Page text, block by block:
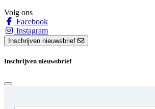
Volg ons
Facebook
Instagram
Inschrijven nieuwsbrief
Inschrijven nieuwsbrief